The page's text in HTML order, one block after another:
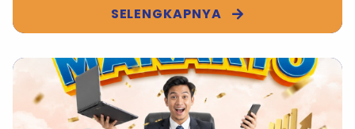
SELENGKAPNYA